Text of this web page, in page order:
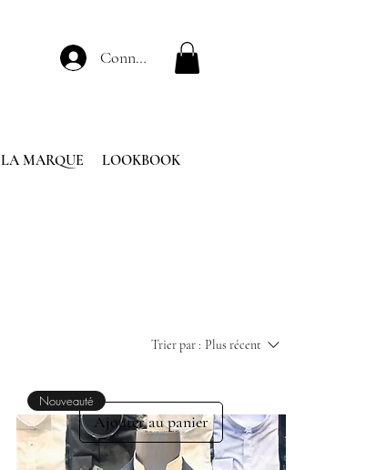
Connexion
LA MARQUE LOOKBOOK
Trier par : Plus récent
Ajouter au panier
Nouveauté